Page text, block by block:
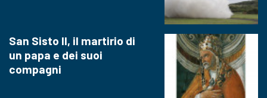
San Sisto II, il martirio di
un papa e dei suoi
compagni